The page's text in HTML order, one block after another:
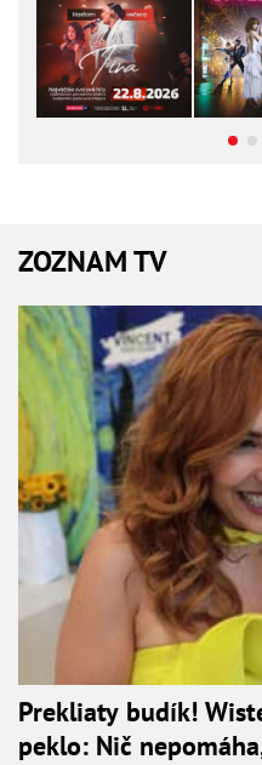
ZOZNAM TV
Prekliaty budík!
peklo: Nič